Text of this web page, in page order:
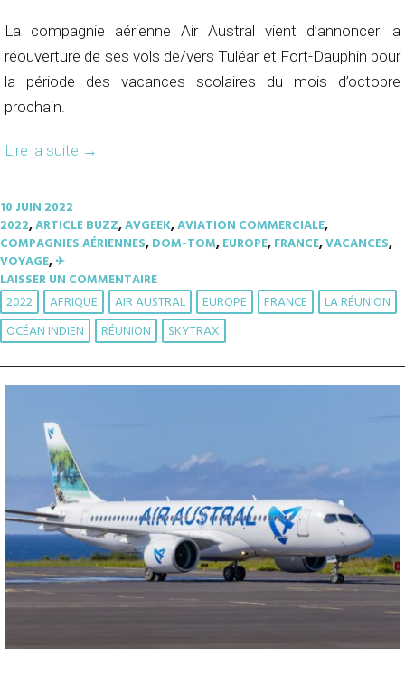
La compagnie aérienne Air Austral vient d’annoncer la
réouverture de ses vols de/vers Tuléar et Fort-Dauphin pour
la période des vacances scolaires du mois d’octobre
prochain.
Lire la suite →
10 JUIN 2022
2022,ARTICLE BUZZ,AVGEEK,AVIATION COMMERCIALE,
COMPAGNIES AÉRIENNES,DOM-TOM,EUROPE,FRANCE,VACANCES,
VOYAGE,✈︎
LAISSER UN COMMENTAIRE
2022 AFRIQUE AIR AUSTRAL EUROPE FRANCE
LA RÉUNION
OCÉAN INDIEN
RÉUNION SKYTRAX